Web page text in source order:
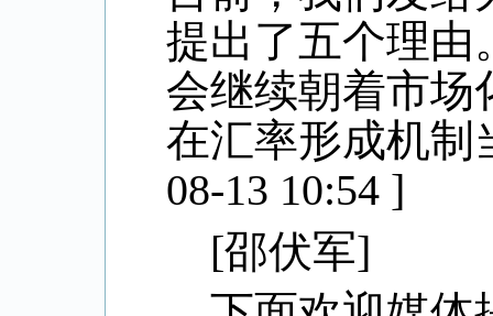
提出了五个理由
会继续朝着市场
在汇率形成机制
08-13 10:54 ]
[邵伏军]